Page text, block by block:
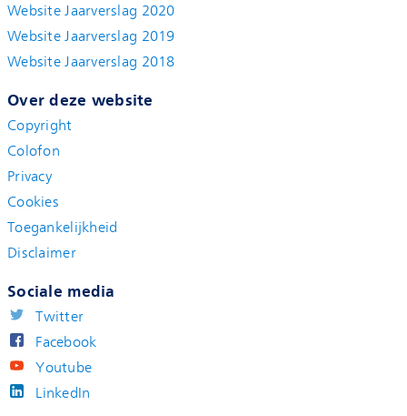
Website Jaarverslag 2020
Website Jaarverslag 2019
Website Jaarverslag 2018
Over deze website
Copyright
Colofon
Privacy
Cookies
Toegankelijkheid
Disclaimer
Sociale media
Twitter
Facebook
Youtube
LinkedIn